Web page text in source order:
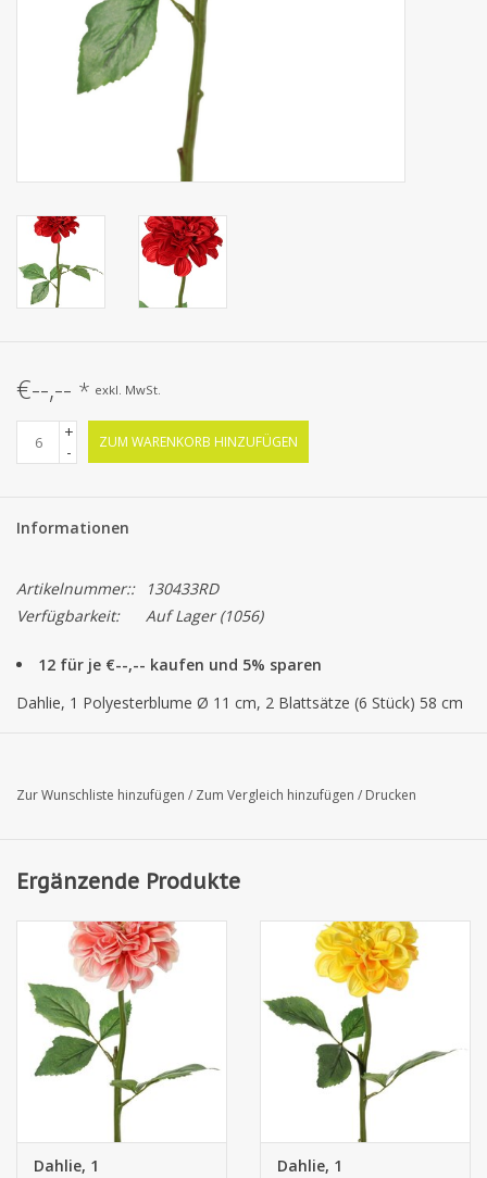
€--,-- * exkl. MwSt.
+
-
ZUM WARENKORB HINZUFÜGEN
Informationen
Artikelnummer::
130433RD
Verfügbarkeit:
Auf Lager(1056)
12 für je €--,-- kaufen und 5% sparen
Dahlie, 1 Polyesterblume Ø 11 cm, 2 Blattsätze (6 Stück) 58 cm
Zur Wunschliste hinzufügen / Zum Vergleich hinzufügen / Drucken
Ergänzende Produkte
Dahlie, 1
Dahlie, 1